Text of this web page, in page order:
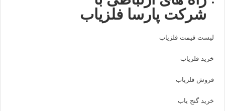
شرکت پارسا فلزیاب
لیست قیمت فلزیاب
خرید فلزیاب
فروش فلزیاب
خرید گنج یاب